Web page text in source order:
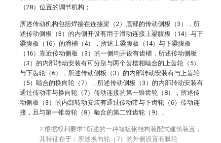
（28）位置的调节机构；
所述传动机构包括焊接在连接梁（2）底部的传动侧板（3），所
述传动侧板（3）的内侧开设有用于滑动连接上梁腹板（14）与下
梁腹板（16）的滑槽（4），所述上梁腹板（14）与下梁腹板
（16）靠近传动侧板（3）的一侧均开设有齿槽，所述传动侧板
（3）的内部转动安装有可分别与两个齿槽相啮合的上齿轮（5）
与下齿轮（6），所述传动侧板（3）的内部转动安装有与上齿轮
（5）啮合的换向轮（7），所述传动侧板（3）的内部转动安装有
通过传动带与换向轮（7）传动连接的第一锥齿轮（8），所述传
动侧板（3）的内部转动安装有通过传动带与下齿轮（6）传动连
接，且与第一锥齿轮（8）啮合的第二锥齿轮（9）。
2.根据权利要求1所述的一种箱板钢结构装配式建筑装置，
其特征在于：所述换向轮（7）的外侧设置有棘轮